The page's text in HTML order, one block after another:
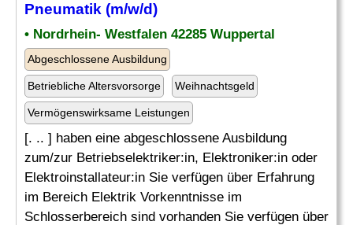
Pneumatik (m/w/d)
• Nordrhein- Westfalen 42285 Wuppertal
Abgeschlossene Ausbildung
Betriebliche Altersvorsorge Weihnachtsgeld
Vermögenswirksame Leistungen
[. .. ] haben eine abgeschlossene Ausbildung
zum/zur Betriebselektriker:in, Elektroniker:in oder
Elektroinstallateur:in Sie verfügen über Erfahrung
im Bereich Elektrik Vorkenntnisse im
Schlosserbereich sind vorhanden Sie verfügen über